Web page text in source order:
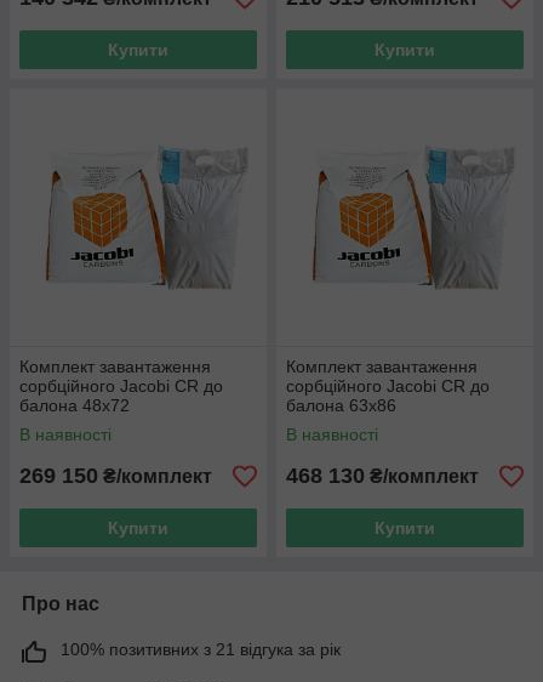
Купити Купити
Комплект завантаження
сорбційного Jacobi CR до
балона 48x72
В наявності
269 150 ₴/комплект
Купити
Комплект завантаження
сорбційного Jacobi CR до
балона 63x86
В наявності
468 130 ₴/комплект
Купити
Про нас
100% позитивних з 21 відгука за рік